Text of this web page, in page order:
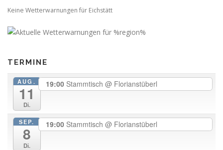
Keine Wetterwarnungen für Eichstätt
TERMINE
AUG.
11
Di.
19:00 Stammtisch @ Florianstüberl
SEP.
8
Di.
19:00 Stammtisch @ Florianstüberl